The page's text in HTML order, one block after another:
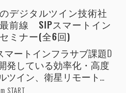
デジタルツイン技術社
前線 SIPスマートイン
ミナー(全6回)
マートインフラサブ課題D
発している効率化・高度
ツイン、衛星リモート...
START